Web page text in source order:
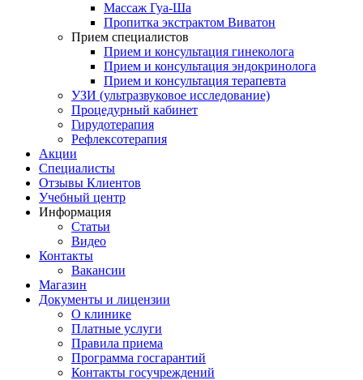
Массаж Гуа-Ша
Пропитка экстрактом Виватон
Прием специалистов
Прием и консультация гинеколога
Прием и консультация эндокринолога
Прием и консультация терапевта
УЗИ (ультразвуковое исследование)
Процедурный кабинет
Гирудотерапия
Рефлексотерапия
Акции
Специалисты
Отзывы Клиентов
Учебный центр
Информация
Статьи
Видео
Контакты
Вакансии
Магазин
Документы и лицензии
О клинике
Платные услуги
Правила приема
Программа госгарантий
Контакты госучреждений